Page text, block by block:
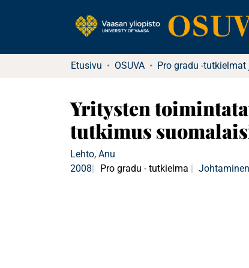
Etusivu OSUVA
Yritysten
tutkimus
Lehto, Anu
2008
Pro gradu - tutkielma